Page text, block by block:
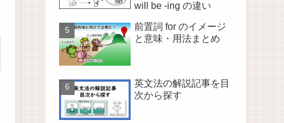
will be -ing の違い
前置詞 for のイメージ
と意味・用法まとめ
英文法の解説記事を目
次から探す